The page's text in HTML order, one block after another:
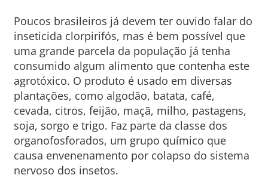
Poucos brasileiros já devem ter ouvido falar do
inseticida clorpirifós, mas é bem possível que
uma grande parcela da população já tenha
consumido algum alimento que contenha este
agrotóxico. O produto é usado em diversas
plantações, como algodão, batata, café,
cevada, citros, feijão, maçã, milho, pastagens,
soja, sorgo e trigo. Faz parte da classe dos
organofosforados, um grupo químico que
causa envenenamento por colapso do sistema
nervoso dos insetos.